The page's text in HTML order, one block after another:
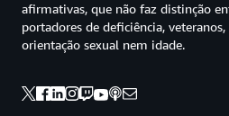
afirmativas, que não faz distinção
portadores de deficiência,
orientação sexual nem idade.